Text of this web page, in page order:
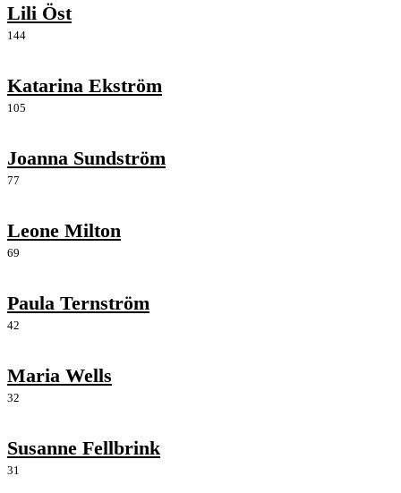
Lili Öst
144
Katarina Ekström
105
Joanna Sundström
77
Leone Milton
69
Paula Ternström
42
Maria Wells
32
Susanne Fellbrink
31